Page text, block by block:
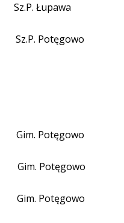
Sz.P. Łupawa
Sz.P. Potęgowo
Gim. Potęgowo
Gim. Potęgowo
Gim. Potęgowo